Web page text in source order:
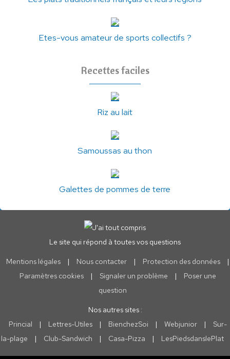
Etes-vous amateur de sports collectifs ?
Recettes faciles
Riz au lait
Samoussas au thon
Galettes de pommes de terre
Le site qui répond à toutes vos questions
Mentions légales | Nous contacter | Protection des données
|
Paramètres cookies
| Signaler un problème |
Poser une
question
Nos autres sites :
Princial
| Lettres-Utiles | BienchezSoi | Webjunior |
Sur-
la-plage
| Club-Sandwich | Casa-Pizza | LesPiedsdanslePlat